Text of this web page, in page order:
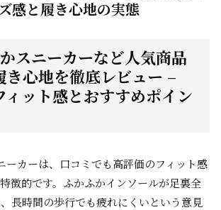
感と履き心地の実態
スニーカーなど人気商品
き心地を徹底レビュー –
ィット感とおすすめポイン
ーカーは、口コミでも高評価のフィット感
徴的です。ふかふかインソールが足裏全
長時間の歩行でも疲れにくいという意見